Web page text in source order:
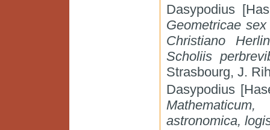
Dasypodius
Geometricae
Christiano
Scholiis
Strasbourg, J.
Dasypodius
astronomica,